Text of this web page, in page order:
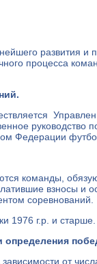
развития и
процесса
руководство
Федерации
команды,
взносы и
соревнований.
1976 г.р. и старше.
определения
от